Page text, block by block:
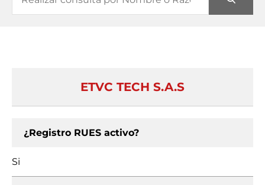
ETVC TECH S.A.S
¿Registro RUES activo?
Si